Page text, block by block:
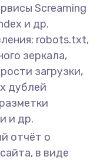
Screaming
и др.
robots.txt,
зеркала,
загрузки,
дублей
и др.
отчёт о
в виде